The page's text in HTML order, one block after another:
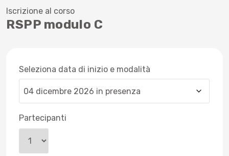
Iscrizione al corso
RSPP modulo C
Seleziona data di inizio e modalità
Partecipanti